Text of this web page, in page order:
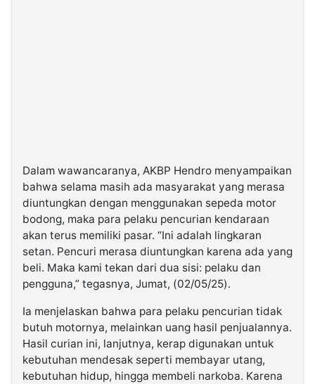
Dalam wawancaranya, AKBP Hendro menyampaikan
bahwa selama masih ada masyarakat yang merasa
diuntungkan dengan menggunakan sepeda motor
bodong, maka para pelaku pencurian kendaraan
akan terus memiliki pasar. “Ini adalah lingkaran
setan. Pencuri merasa diuntungkan karena ada yang
beli. Maka kami tekan dari dua sisi: pelaku dan
pengguna,” tegasnya, Jumat, (02/05/25).
Ia menjelaskan bahwa para pelaku pencurian tidak
butuh motornya, melainkan uang hasil penjualannya.
Hasil curian ini, lanjutnya, kerap digunakan untuk
kebutuhan mendesak seperti membayar utang,
kebutuhan hidup, hingga membeli narkoba. Karena